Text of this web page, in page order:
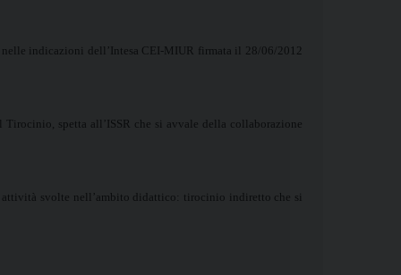
indicazioni dell’Intesa CEI-MIUR firmata il 28/06/2012
spetta all’ISSR che si avvale della collaborazione
svolte nell’ambito didattico: tirocinio indiretto che si